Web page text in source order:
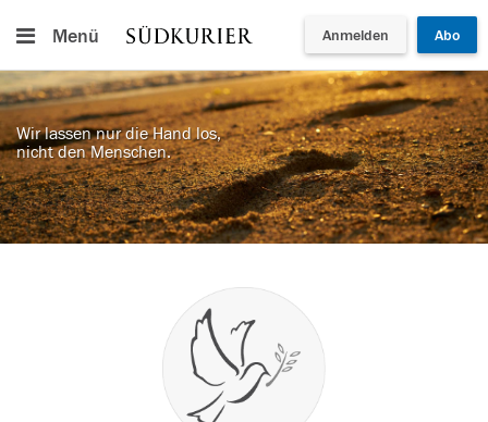
Menü Anmelden Abo
Wir lassen nur die Hand los,
nicht den Menschen.